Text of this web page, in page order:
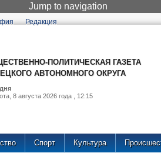
Jump to navigation
Редакция
ПОЛИТИЧЕСКАЯ ГАЗЕТА
АВТОНОМНОГО ОКРУГА
8 августа 2026 года , 12:15
Спорт Культура